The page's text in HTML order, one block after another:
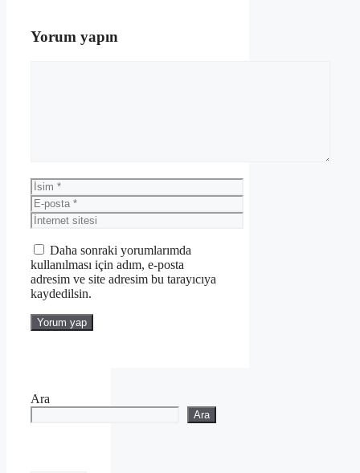
Yorum yapın
İsim
E-
posta
İnternet
sitesi
Daha sonraki yorumlarımda
kullanılması için adım, e-posta
adresim ve site adresim bu tarayıcıya
kaydedilsin.
Ara
Ara